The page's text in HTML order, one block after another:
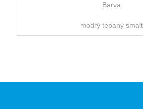
Barva
modrý tepaný smalt